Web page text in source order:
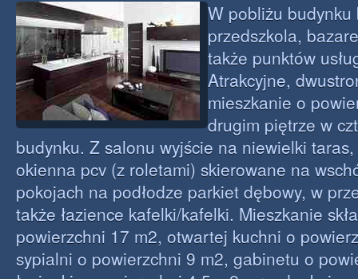
W pobliżu budynku
przedszkola,
także punktów
Atrakcyjne,
mieszkanie o
drugim piętrze w
budynku. Z salonu wyjście na niewielki
okienna pcv (z roletami) skierowane na
pokojach na podłodze parkiet dębowy, w
także łazience kafelki/kafelki. Mieszkanie
powierzchni 17 m2, otwartej kuchni o
sypialni o powierzchni 9 m2, gabinetu o